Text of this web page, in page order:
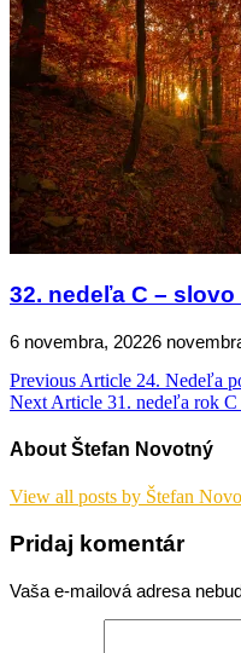
32. nedeľa C –
6 novembra, 20226
Navigácia
v
článku
Previous Article 24. Nedeľa
Next Article 31. nedeľa rok
About Štefan Novotný
View all posts by Štefan
Pridaj komentár
Vaša e-mailová adresa